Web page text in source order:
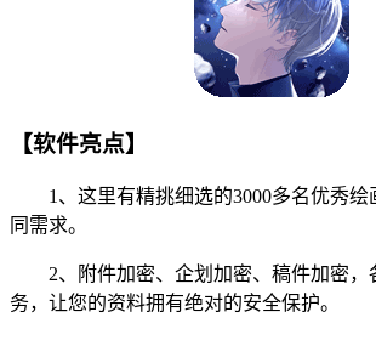
【软件亮点】
1、这里有精挑细选的3000多名优秀绘
同需求。
2、附件加密、企划加密、稿件加密，
务，让您的资料拥有绝对的安全保护。